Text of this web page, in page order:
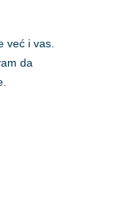
već i vas.
da